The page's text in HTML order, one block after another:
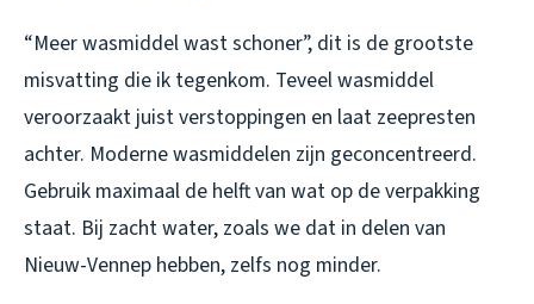
“Meer wasmiddel wast schoner”, dit is de grootste
misvatting die ik tegenkom. Teveel wasmiddel
veroorzaakt juist verstoppingen en laat zeepresten
achter. Moderne wasmiddelen zijn geconcentreerd.
Gebruik maximaal de helft van wat op de verpakking
staat. Bij zacht water, zoals we dat in delen van
Nieuw-Vennep hebben, zelfs nog minder.